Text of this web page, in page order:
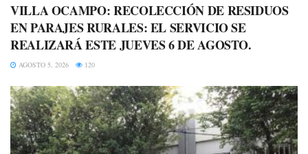
VILLA OCAMPO: RECOLECCIÓN DE RESIDUOS
EN PARAJES RURALES: EL SERVICIO SE
REALIZARÁ ESTE JUEVES 6 DE AGOSTO.
AGOSTO 5, 2026 120